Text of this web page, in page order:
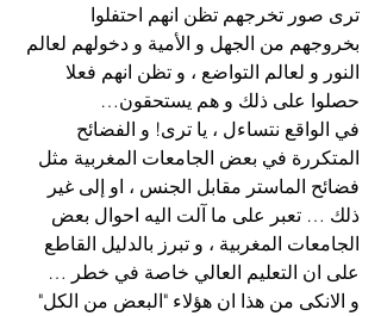
ترى صور تخرجهم تظن انهم احتفلوا
بخروجهم من الجهل و الأمية و دخولهم لعالم
النور و لعالم التواضع ، و تظن انهم فعلا
حصلوا على ذلك و هم يستحقون…
في الواقع نتساءل ، يا ترى! و الفضائح
المتكررة في بعض الجامعات المغربية مثل
فضائح الماستر مقابل الجنس ، او إلى غير
ذلك … تعبر على ما آلت اليه احوال بعض
الجامعات المغربية ، و تبرز بالدليل القاطع
على ان التعليم العالي خاصة في خطر …
و الانكى من هذا ان هؤلاء "البعض من الكل"